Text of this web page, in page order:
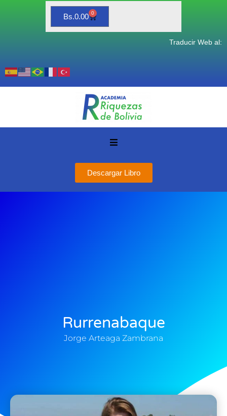
Bs.0.00 0
Traducir Web al:
Descargar Libro
Rurrenabaque
Jorge Arteaga Zambrana